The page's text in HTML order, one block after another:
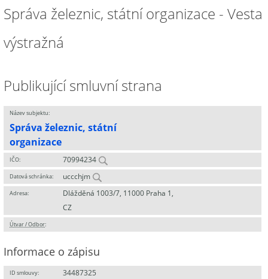
Správa železnic, státní organizace - Vesta
výstražná
Publikující smluvní strana
Název subjektu:
Správa železnic, státní
organizace
IČO: 70994234
Datová schránka: uccchjm
Adresa:
Dlážděná 1003/7, 11000 Praha 1,
CZ
Útvar / Odbor:
Informace o zápisu
ID smlouvy: 34487325